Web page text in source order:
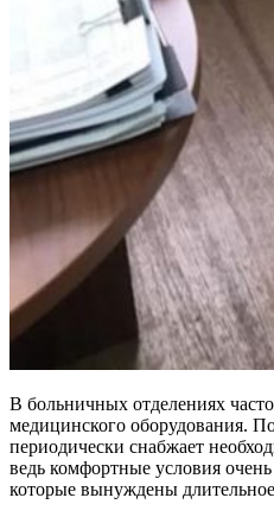
В больничных отделениях
медицинского оборудования.
периодически снабжает
ведь комфортные условия
которые вынуждены